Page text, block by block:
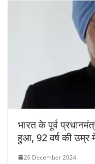
भारत के पूर्व
हुआ, 92 वर्ष की उम्र
26 December 2024